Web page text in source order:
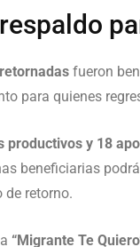
fueron
para quienes
productivos y 18
beneficiarias
de retorno.
“Migrante Te